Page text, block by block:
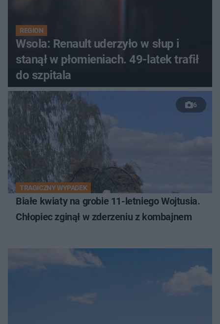
REGION
Wsola: Renault uderzyło w słup i
stanął w płomieniach. 49-latek trafił
do szpitala
6
TRAGICZNY WYPADEK
Białe kwiaty na grobie 11-letniego Wojtusia.
Chłopiec zginął w zderzeniu z kombajnem